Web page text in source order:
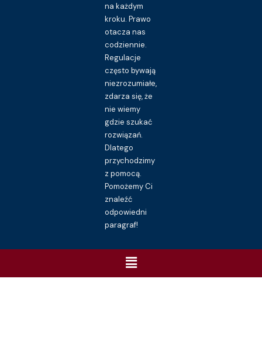
na każdym
kroku. Prawo
otacza nas
codziennie.
Regulacje
często bywają
niezrozumiałe,
zdarza się, że
nie wiemy
gdzie szukać
rozwiązań.
Dlatego
przychodzimy
z pomocą.
Pomożemy Ci
znaleźć
odpowiedni
paragraf!
Menu